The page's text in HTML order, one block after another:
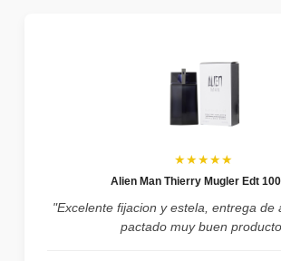
★★★★★
Alien Man Thierry Mugler Edt
"Excelente fijacion y estela, entrega de
pactado muy buen